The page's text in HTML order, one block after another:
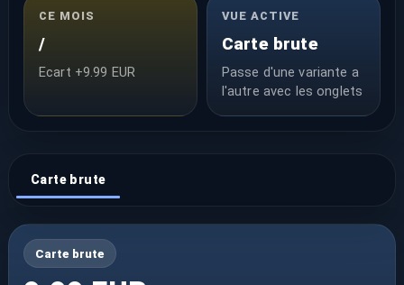
CE MOIS
/
Ecart +9.99 EUR
VUE ACTIVE
Carte brute
Passe d'une variante a
l'autre avec les onglets
Carte brute
Carte brute